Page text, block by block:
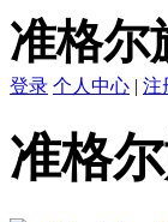
准格尔
登录 个人中心 | 注
准格